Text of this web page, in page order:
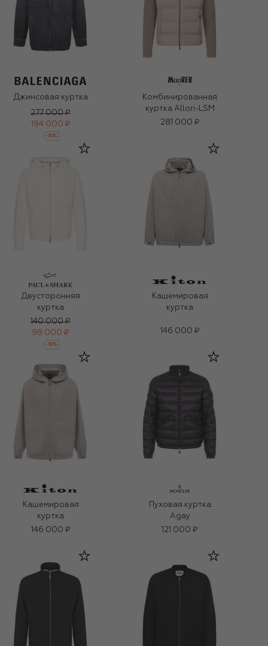
Джинсовая куртка
277 000 ₽
194 000 ₽
-30%
Комбинированная
куртка Allori-LSM
281 000 ₽
Двусторонняя
куртка
140 000 ₽
98 000 ₽
-30%
Кашемировая
куртка
146 000 ₽
Кашемировая
куртка
146 000 ₽
Пуховая куртка
Agay
121 000 ₽